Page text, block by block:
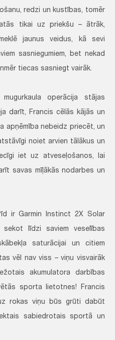
redzi un kustības, tomēr
tikai uz priekšu – ātrāk,
jaunus veidus, kā sevi
sasniegumiem, bet nekad
tiecas sasniegt vairāk.
operācija stājas
darīt, Francis cēlās kājās un
apņēmība nebeidz priecēt, un
noiet arvien tālākus un
iet uz atveseļošanos, lai
savas mīļākās nodarbes un
ir Garmin Instinct 2X Solar
sekot līdzi saviem veselības
saturācijai un citiem
vēl nav viss – viņu visvairāk
akumulatora darbības
sporta lietotnes! Francis
rokas viņu būs grūti dabūt
sabiedrotais sportā un